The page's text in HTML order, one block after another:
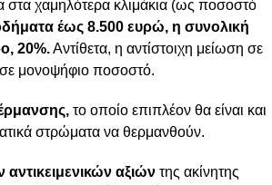
στα χαμηλότερα κλιμάκια (ως ποσοστό
έως 8.500 ευρώ, η συνολική
20%.Αντίθετα, η αντίστοιχη μείωση σε
μονοψήφιο ποσοστό.
το οποίο επιπλέον θα είναι και
στρώματα να θερμανθούν.
αξιών της ακίνητης